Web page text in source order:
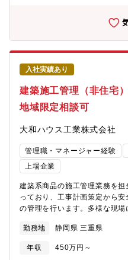
入社実績あり
建築施工管理（非住宅
地域限定相談可
大和ハウス工業株式会社
管理職・マネージャー経験
上場企業
建築系商品の施工管理業務を
っており、工事計画策定から
の管理を行います。多様な現
設、オフィスビル、物流施設
長している非住宅領域の案件
住宅メーカーとして知られる
勤務地 静岡県 三重県
年収 450万円～